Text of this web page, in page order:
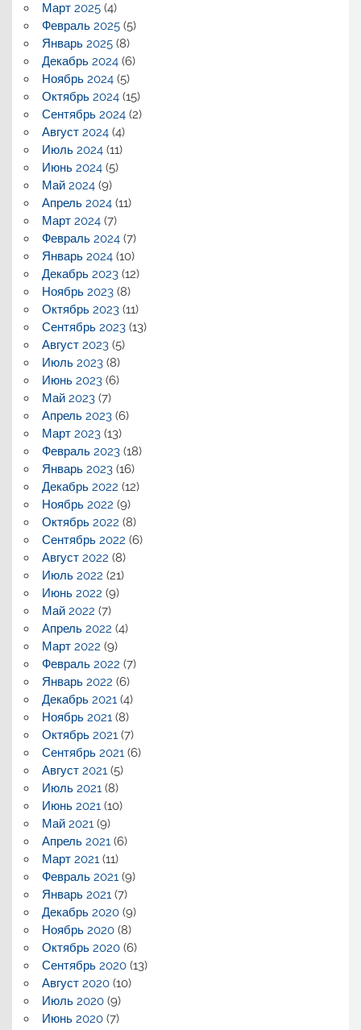
Март 2025(4)
Февраль 2025(5)
Январь 2025(8)
Декабрь 2024(6)
Ноябрь 2024(5)
Октябрь 2024(15)
Сентябрь 2024(2)
Август 2024(4)
Июль 2024(11)
Июнь 2024(5)
Май 2024(9)
Апрель 2024(11)
Март 2024(7)
Февраль 2024(7)
Январь 2024(10)
Декабрь 2023(12)
Ноябрь 2023(8)
Октябрь 2023(11)
Сентябрь 2023(13)
Август 2023(5)
Июль 2023(8)
Июнь 2023(6)
Май 2023(7)
Апрель 2023(6)
Март 2023(13)
Февраль 2023(18)
Январь 2023(16)
Декабрь 2022 (12)
Ноябрь 2022 (9)
Октябрь 2022 (8)
Сентябрь 2022 (6)
Август 2022 (8)
Июль 2022 (21)
Июнь 2022 (9)
Май 2022 (7)
Апрель 2022 (4)
Март 2022 (9)
Февраль 2022 (7)
Январь 2022 (6)
Декабрь 2021(4)
Ноябрь 2021(8)
Октябрь 2021(7)
Сентябрь 2021(6)
Август 2021(5)
Июль 2021(8)
Июнь 2021(10)
Май 2021(9)
Апрель 2021(6)
Март 2021(11)
Февраль 2021(9)
Январь 2021(7)
Декабрь 2020(9)
Ноябрь 2020(8)
Октябрь 2020(6)
Сентябрь 2020(13)
Август 2020(10)
Июль 2020(9)
Июнь 2020(7)